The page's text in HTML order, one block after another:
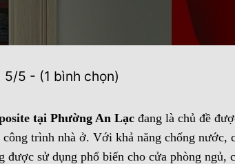
5/5 - (1 bình chọn)
tại Phường An Lạcđang là chủ đề
trình nhà ở. Với khả năng chống nước,
được sử dụng phổ biến cho cửa phòng